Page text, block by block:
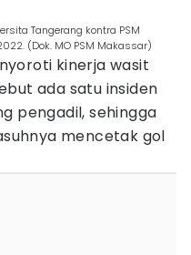
Tangerang kontra PSM
(Dok. MO PSM Makassar)
kinerja wasit
ada satu insiden
pengadil, sehingga
mencetak gol